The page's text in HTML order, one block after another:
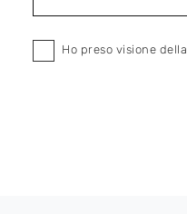
Ho preso visione della